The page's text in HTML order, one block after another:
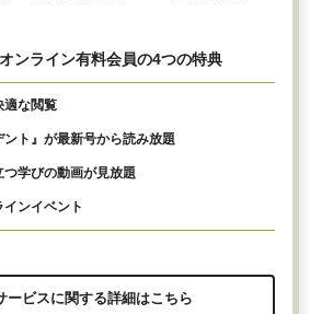
ンライン有料会員の4つの特典
適な閲覧
ント』が最新号から読み放題
つ学びの動画が見放題
ンイベント
ービスに関する詳細はこちら